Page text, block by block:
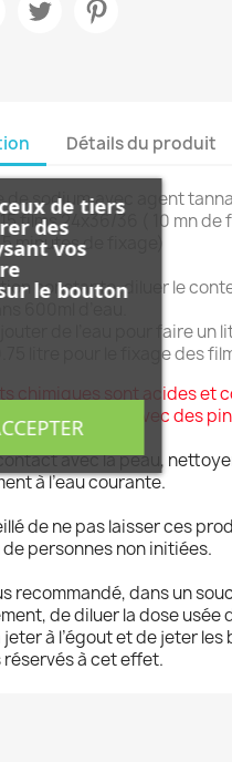
de tiers
des
vos
le bouton
Détails du produit
de sodium,avec agent
films 24x36/36 ( 10 mn
minutes de fixage)
constante, diluer le
600ml d’eau.
de l’eau pour faire
litre pour le fixage des
chimiques sont acides et
de les utiliser avec des
avec la peau,
à l’eau courante.
de ne pas laisser ces
personnes non initiées.
recommandé, dans un
de diluer la dose usée
à l’égout et de jeter
à cet effet.